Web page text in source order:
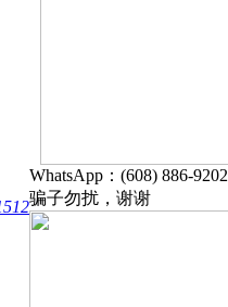
WhatsApp：(608) 886-9202
骗子勿扰，谢谢